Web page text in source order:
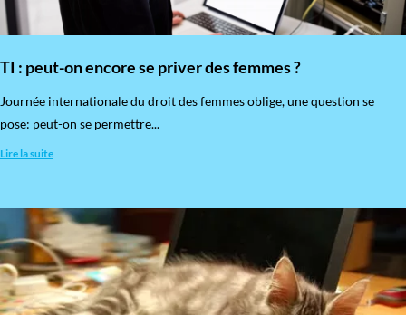
TI : peut-on encore se priver des femmes ?
​Journée internationale du droit des femmes oblige, une question se
pose: peut-on se permettre...
Lire la suite